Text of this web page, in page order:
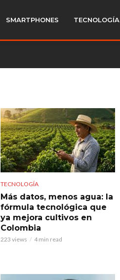
SMARTPHONES TECNOLOGÍA
TECNOLOGÍA
Más datos, menos agua: la
fórmula tecnológica que
ya mejora cultivos en
Colombia
223 views 4 min read